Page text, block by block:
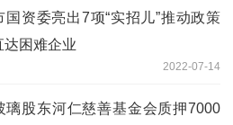
国资委亮出7项“实招儿”推动政策
达困难企业
2022-07-14
璃股东河仁慈善基金会质押7000